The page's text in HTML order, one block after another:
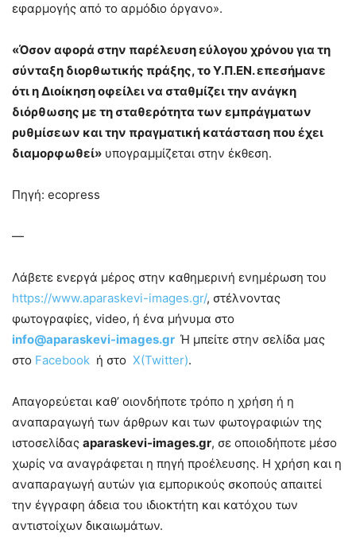
εφαρμογής από το αρμόδιο όργανο».
«Όσον αφορά στην παρέλευση εύλογου χρόνου για τη
σύνταξη διορθωτικής πράξης, το Υ.Π.ΕΝ. επεσήμανε
ότι η Διοίκηση οφείλει να σταθμίζει την ανάγκη
διόρθωσης με τη σταθερότητα των εμπράγματων
ρυθμίσεων και την πραγματι­κή κατάσταση που έχει
διαμορφωθεί» υπογραμμίζεται στην έκθεση.
Πηγή: ecopress
—
Λάβετε ενεργά μέρος στην καθημερινή ενημέρωση του
https://www.aparaskevi-images.gr/, στέλνοντας
φωτογραφίες, video, ή ένα μήνυμα στο
info@aparaskevi-images.gr Ή μπείτε στην σελίδα μας
στο Facebook ή στο X(Twitter).
Απαγορεύεται καθ’ οιονδήποτε τρόπο η χρήση ή η
αναπαραγωγή των άρθρων και των φωτογραφιών της
ιστοσελίδας aparaskevi-images.gr, σε οποιοδήποτε μέσο
χωρίς να αναγράφεται η πηγή προέλευσης. Η χρήση και η
αναπαραγωγή αυτών για εμπορικούς σκοπούς απαιτεί
την έγγραφη άδεια του ιδιοκτήτη και κατόχου των
αντιστοίχων δικαιωμάτων.